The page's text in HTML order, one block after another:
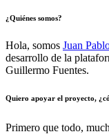
¿Quiénes somos?
Hola, somos Juan
desarrollo de la
Guillermo Fuentes.
Quiero apoyar el proyecto,
Primero que todo,